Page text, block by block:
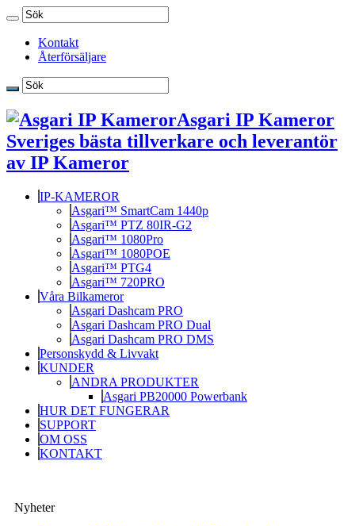
Kontakt
Återförsäljare
Asgari IP Kameror
Sveriges bästa tillverkare och leverantör
av IP Kameror
IP-KAMEROR
Asgari™ SmartCam 1440p
Asgari™ PTZ 80IR-G2
Asgari™ 1080Pro
Asgari™ 1080POE
Asgari™ PTG4
Asgari™ 720PRO
Våra Bilkameror
Asgari Dashcam PRO
Asgari Dashcam PRO Dual
Asgari Dashcam PRO DMS
Personskydd & Livvakt
KUNDER
ANDRA PRODUKTER
Asgari PB20000 Powerbank
HUR DET FUNGERAR
SUPPORT
OM OSS
KONTAKT
Nyheter